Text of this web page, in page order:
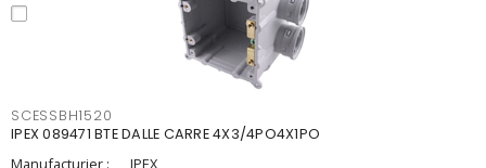
SCESSBH1520
IPEX 089471 BTE DALLE CARRE 4X3/4PO4X1PO
Manufacturier :
IPEX